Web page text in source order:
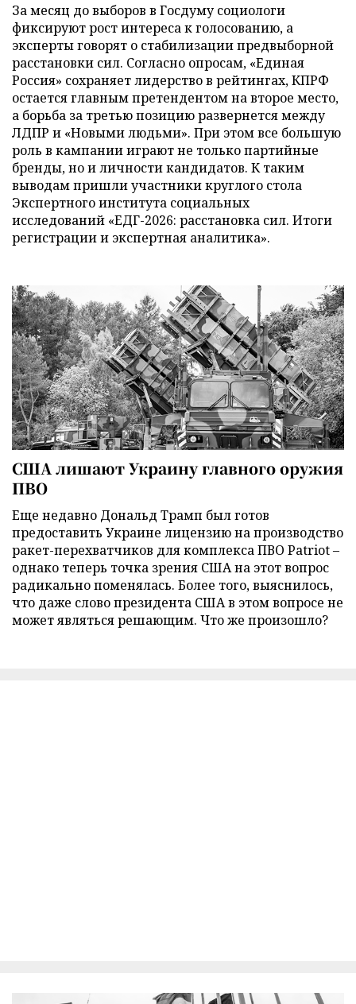
За месяц до выборов в Госдуму социологи
фиксируют рост интереса к голосованию, а
эксперты говорят о стабилизации предвыборной
расстановки сил. Согласно опросам, «Единая
Россия» сохраняет лидерство в рейтингах, КПРФ
остается главным претендентом на второе место,
а борьба за третью позицию развернется между
ЛДПР и «Новыми людьми». При этом все большую
роль в кампании играют не только партийные
бренды, но и личности кандидатов. К таким
выводам пришли участники круглого стола
Экспертного института социальных
исследований «ЕДГ-2026: расстановка сил. Итоги
регистрации и экспертная аналитика».
США лишают Украину главного оружия
ПВО
Еще недавно Дональд Трамп был готов
предоставить Украине лицензию на производство
ракет-перехватчиков для комплекса ПВО Patriot –
однако теперь точка зрения США на этот вопрос
радикально поменялась. Более того, выяснилось,
что даже слово президента США в этом вопросе не
может являться решающим. Что же произошло?